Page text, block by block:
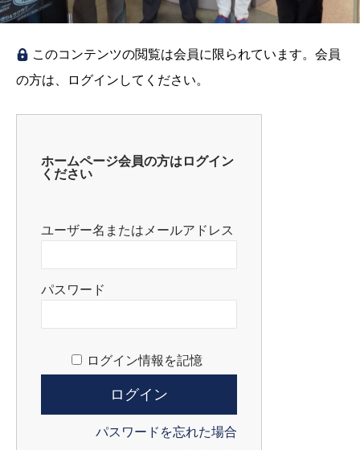
このコンテンツの閲覧は会員に限られています。会員
の方は、ログインしてください。
ホームページ会員の方はログイン
ください
ユーザー名またはメールアドレス
パスワード
ログイン情報を記憶
パスワードを忘れた場合